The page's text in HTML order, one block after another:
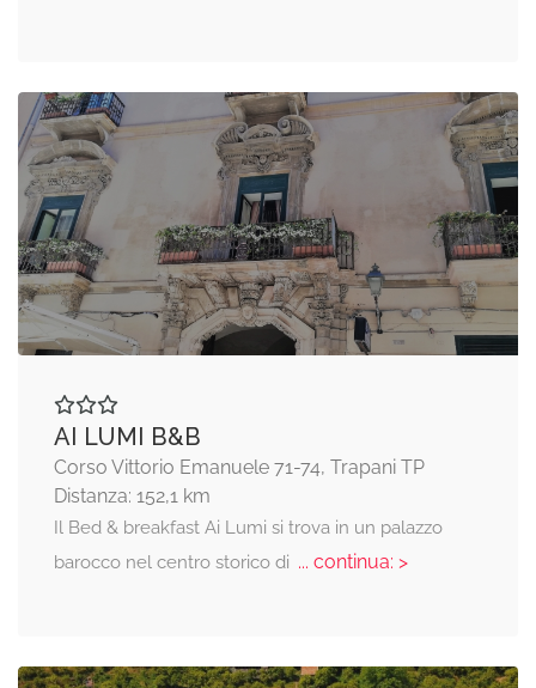
AI LUMI B&B
Corso Vittorio Emanuele 71-74, Trapani TP
Distanza: 152,1 km
Il Bed & breakfast Ai Lumi si trova in un palazzo
barocco nel centro storico di ... continua: >